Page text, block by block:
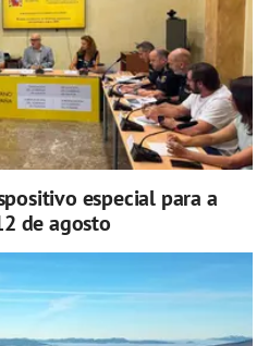
especial para a
de agosto